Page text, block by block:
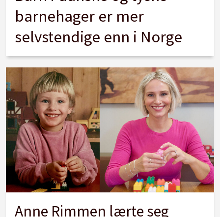
barnehager er mer
selvstendige enn i Norge
Anne Rimmen lærte seg